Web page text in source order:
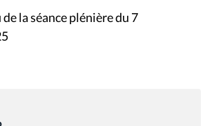
la séance plénière du 7